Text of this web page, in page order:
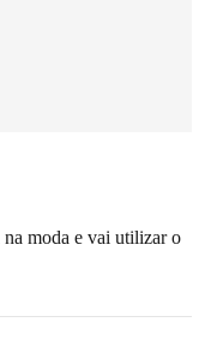
moda e vai utilizar o